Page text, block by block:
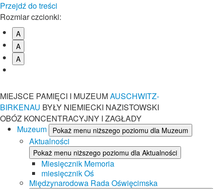
Przejdź do treści
Rozmiar czcionki:
A
A
A
MIEJSCE PAMIĘCI I MUZEUMAUSCHWITZ-
BIRKENAU BYŁY NIEMIECKI NAZISTOWSKI
OBÓZ KONCENTRACYJNY I ZAGŁADY
Muzeum
Pokaż menu niższego poziomu dla Muzeum
Aktualności
Pokaż menu niższego poziomu dla Aktualności
Miesięcznik Memoria
miesięcznik Oś
Międzynarodowa Rada Oświęcimska